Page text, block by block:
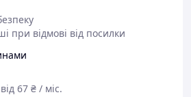
при відмові від посилки
67 ₴ / міс.